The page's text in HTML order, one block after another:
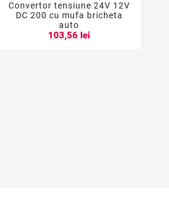
  
Convertor tensiune 24V 12V
DC 200 cu mufa bricheta
auto
103,56 lei